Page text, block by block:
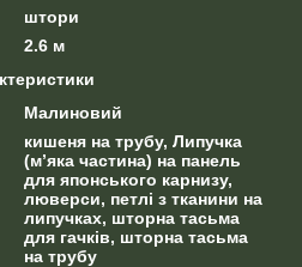
штори
2.6 м
Малиновий
кишеня на трубу, Липучка
(м’яка частина) на панель
для японського карнизу,
люверси, петлі з тканини на
липучках, шторна тасьма
для гачків, шторна тасьма
на трубу